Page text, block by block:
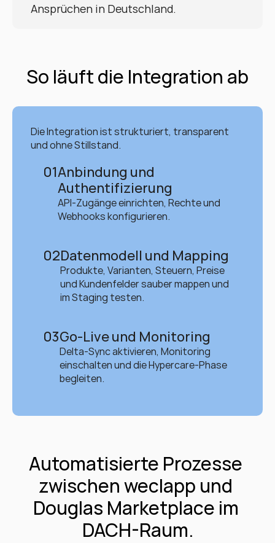
Ansprüchen in Deutschland.
So läuft die Integration ab
Die Integration ist strukturiert, transparent
und ohne Stillstand.
01Anbindung und
Authentifizierung
API-Zugänge einrichten, Rechte und
Webhooks konfigurieren.
02Datenmodell und Mapping
Produkte, Varianten, Steuern, Preise
und Kundenfelder sauber mappen und
im Staging testen.
03Go-Live und Monitoring
Delta-Sync aktivieren, Monitoring
einschalten und die Hypercare-Phase
begleiten.
Automatisierte Prozesse
zwischen weclapp und
Douglas Marketplace im
DACH-Raum.